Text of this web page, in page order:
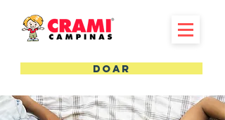
DOAR